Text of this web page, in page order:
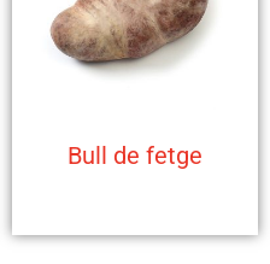
Bull de fetge